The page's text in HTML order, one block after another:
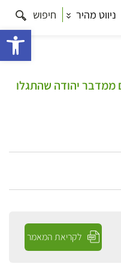
ניווט מהיר חיפוש
ממדבר יהודה שהתגלו
לקריאת המאמר